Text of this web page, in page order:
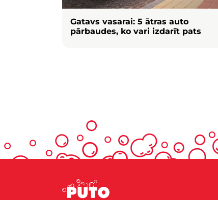
Gatavs vasarai: 5 ātras auto
pārbaudes, ko vari izdarīt pats